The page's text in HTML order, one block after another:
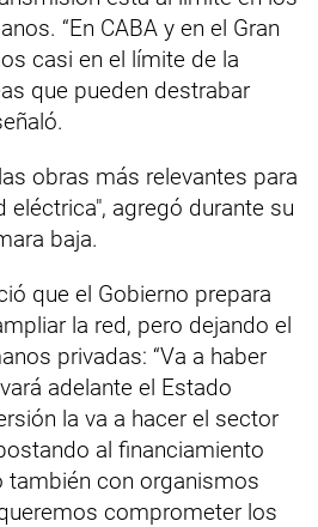
“En CABA y en el Gran
casi en el límite de la
que pueden destrabar
obras más relevantes para
eléctrica", agregó durante su
baja.
que el Gobierno prepara
la red, pero dejando el
privadas: “Va a haber
adelante el Estado
la va a hacer el sector
al financiamiento
también con organismos
comprometer los